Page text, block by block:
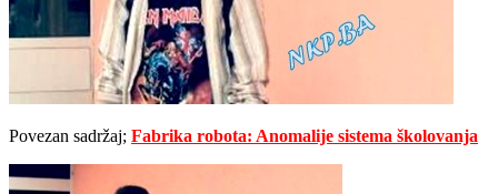
Povezan sadržaj; Fabrika robota: Anomalije sistema školovanja